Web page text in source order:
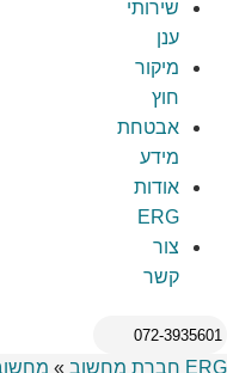
שירותי
ענן
מיקור
חוץ
אבטחת
מידע
אודות
ERG
צור
קשר
072-3935601
ERG חברת מחשוב »